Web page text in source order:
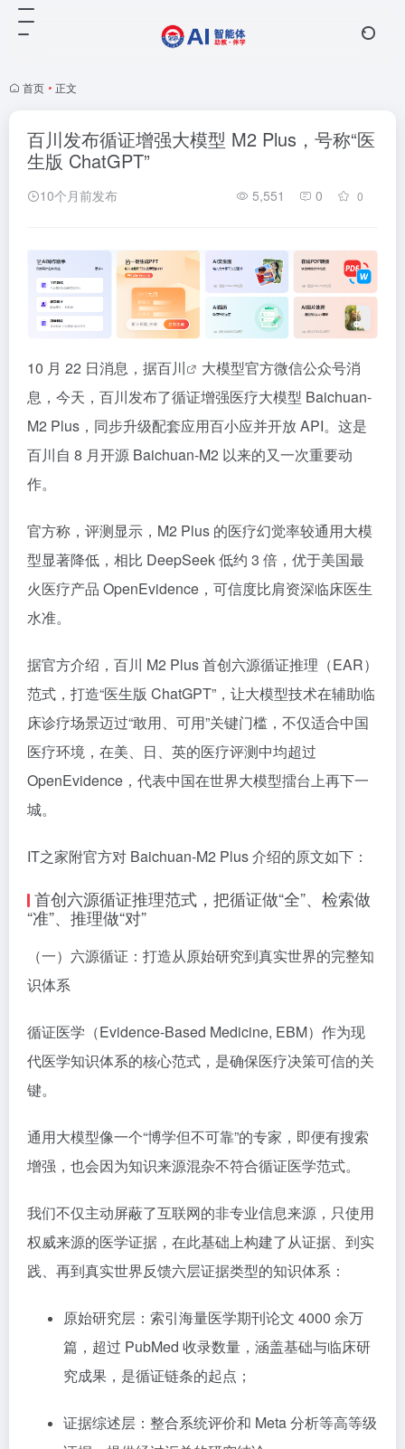
首页 • 正文
百川发布循证增强大模型 M2 Plus，号称“医
生版 ChatGPT”
10个月前发布 5,551 0 0
10 月 22 日消息，据百川
大模型官方微信公众号消
息，今天，百川发布了循证增强医疗大模型 Baichuan-
M2 Plus，同步升级配套应用百小应并开放 API。这是
百川自 8 月开源 Baichuan-M2 以来的又一次重要动
作。
官方称，评测显示，M2 Plus 的医疗幻觉率较通用大模
型显著降低，相比 DeepSeek 低约 3 倍，优于美国最
火医疗产品 OpenEvidence，可信度比肩资深临床医生
水准。
据官方介绍，百川 M2 Plus 首创六源循证推理（EAR）
范式，打造“医生版 ChatGPT”，让大模型技术在辅助临
床诊疗场景迈过“敢用、可用”关键门槛，不仅适合中国
医疗环境，在美、日、英的医疗评测中均超过
OpenEvidence，代表中国在世界大模型擂台上再下一
城。
IT之家附官方对 Baichuan-M2 Plus 介绍的原文如下：
首创六源循证推理范式，把循证做“全”、检索做
“准”、推理做“对”
（一）六源循证：打造从原始研究到真实世界的完整知
识体系
循证医学（Evidence-Based Medicine, EBM）作为现
代医学知识体系的核心范式，是确保医疗决策可信的关
键。
通用大模型像一个“博学但不可靠”的专家，即便有搜索
增强，也会因为知识来源混杂不符合循证医学范式。
我们不仅主动屏蔽了互联网的非专业信息来源，只使用
权威来源的医学证据，在此基础上构建了从证据、到实
践、再到真实世界反馈六层证据类型的知识体系：
原始研究层：索引海量医学期刊论文 4000 余万
篇，超过 PubMed 收录数量，涵盖基础与临床研
究成果，是循证链条的起点；
证据综述层：整合系统评价和 Meta 分析等高等级